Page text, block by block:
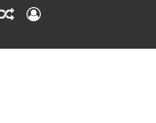
ورود